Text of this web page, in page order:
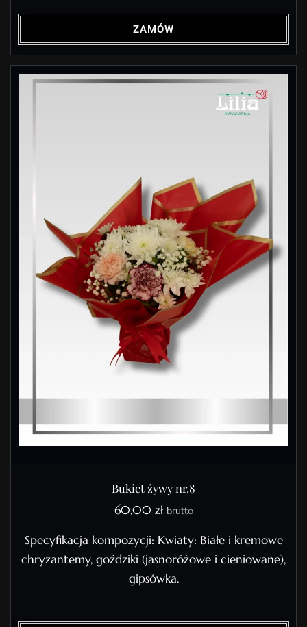
ZAMÓW
Bukiet żywy nr.8
60,00 zł brutto
Specyfikacja kompozycji: Kwiaty: Białe i kremowe
chryzantemy, goździki (jasnoróżowe i cieniowane),
gipsówka.